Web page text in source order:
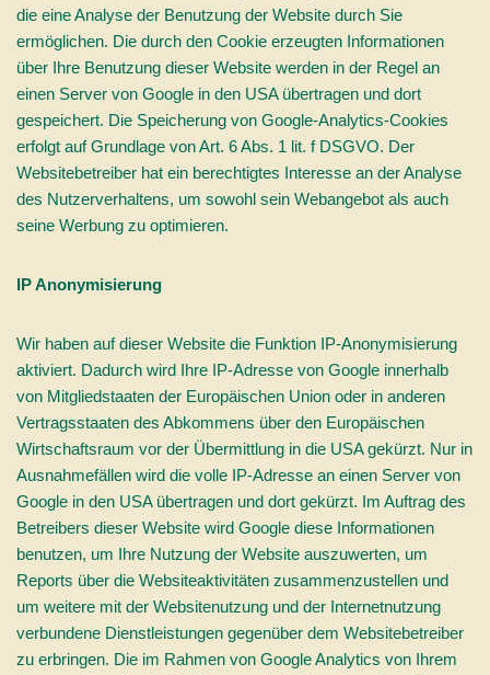
die eine Analyse der Benutzung der Website durch Sie
ermöglichen. Die durch den Cookie erzeugten Informationen
über Ihre Benutzung dieser Website werden in der Regel an
einen Server von Google in den USA übertragen und dort
gespeichert. Die Speicherung von Google-Analytics-Cookies
erfolgt auf Grundlage von Art. 6 Abs. 1 lit. f DSGVO. Der
Websitebetreiber hat ein berechtigtes Interesse an der Analyse
des Nutzerverhaltens, um sowohl sein Webangebot als auch
seine Werbung zu optimieren.
IP Anonymisierung
Wir haben auf dieser Website die Funktion IP-Anonymisierung
aktiviert. Dadurch wird Ihre IP-Adresse von Google innerhalb
von Mitgliedstaaten der Europäischen Union oder in anderen
Vertragsstaaten des Abkommens über den Europäischen
Wirtschaftsraum vor der Übermittlung in die USA gekürzt. Nur in
Ausnahmefällen wird die volle IP-Adresse an einen Server von
Google in den USA übertragen und dort gekürzt. Im Auftrag des
Betreibers dieser Website wird Google diese Informationen
benutzen, um Ihre Nutzung der Website auszuwerten, um
Reports über die Websiteaktivitäten zusammenzustellen und
um weitere mit der Websitenutzung und der Internetnutzung
verbundene Dienstleistungen gegenüber dem Websitebetreiber
zu erbringen. Die im Rahmen von Google Analytics von Ihrem